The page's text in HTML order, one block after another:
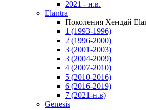
2021 - н.в.
Elantra
Поколения Хендай
1 (1993-1996)
2 (1996-2000)
3 (2001-2003)
3 (2004-2009)
4 (2007-2010)
5 (2010-2016)
6 (2016-2019)
7 (2021-н.в)
Genesis